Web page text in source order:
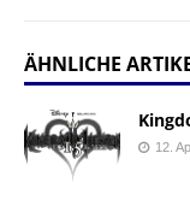
ÄHNLICHE
12.